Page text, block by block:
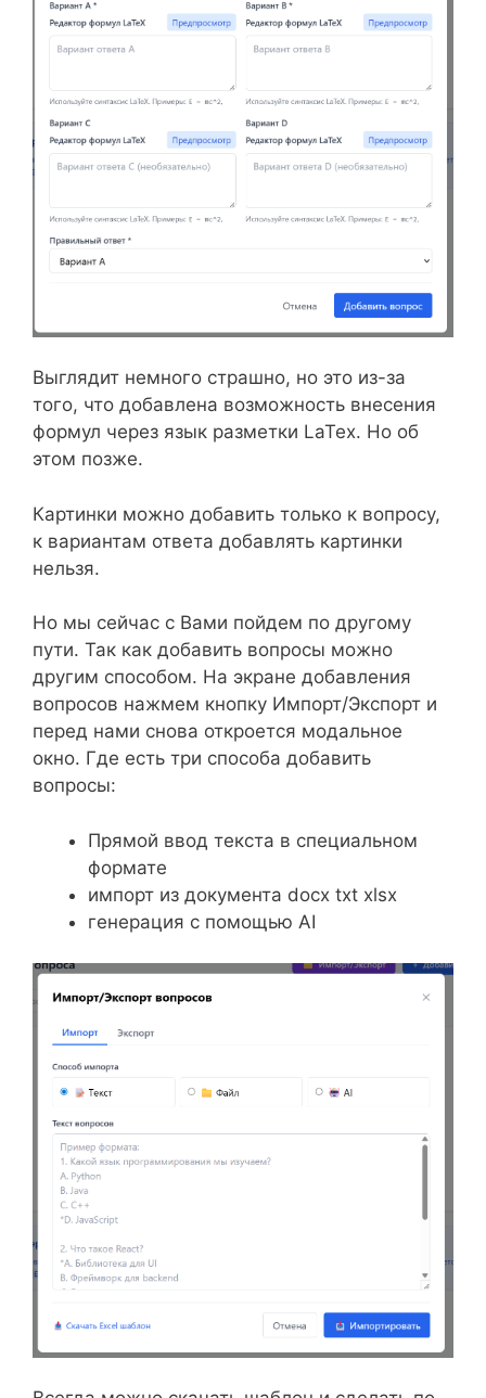
Выглядит немного страшно, но это из-за
того, что добавлена возможность внесения
формул через язык разметки LaTex. Но об
этом позже.
Картинки можно добавить только к вопросу,
к вариантам ответа добавлять картинки
нельзя.
Но мы сейчас с Вами пойдем по другому
пути. Так как добавить вопросы можно
другим способом. На экране добавления
вопросов нажмем кнопку Импорт/Экспорт и
перед нами снова откроется модальное
окно. Где есть три способа добавить
вопросы:
Прямой ввод текста в специальном
формате
импорт из документа docx txt xlsx
генерация с помощью AI